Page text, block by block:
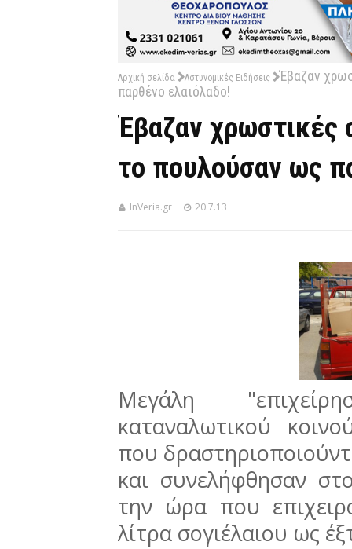
Αρχική σελίδα Αστυνομικές Ειδήσεις
Έβαζαν
παρθένο ελαιόλαδο!
Έβαζαν χρωστικές
το πουλούσαν ως
InVeria.gr 20.7.13
Μεγάλη
καταναλωτικού
που
και συνελήφθησαν
την ώρα που
λίτρα σογιέλαιου ως